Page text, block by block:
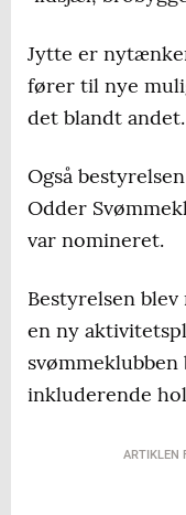
Jytte er
fører til nye
det blandt andet.
Også
Odder
var nomineret.
Bestyrelsen
en ny
inkluderende
ARTIKLEN